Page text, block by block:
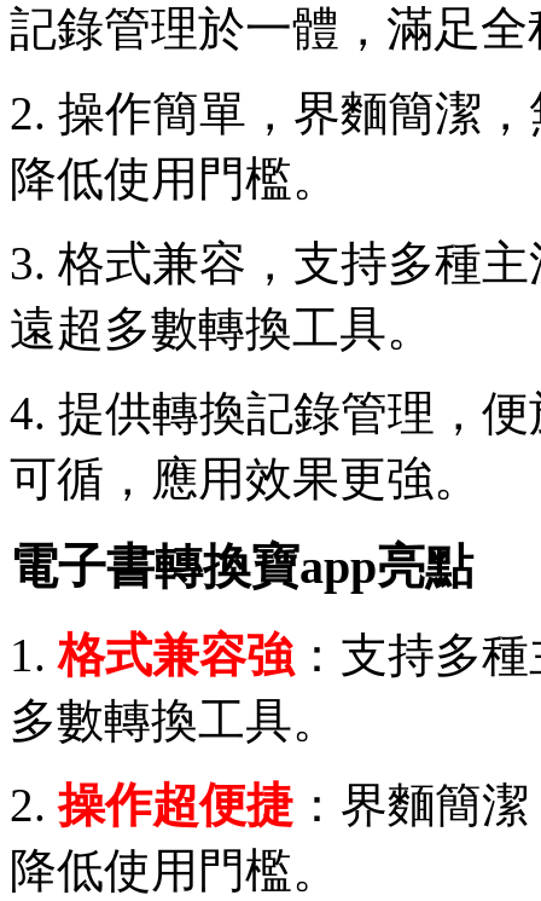
記錄管理於一體，滿足
2. 操作簡單，界麵簡潔
降低使用門檻。
3. 格式兼容，支持多種
遠超多數轉換工具。
4. 提供轉換記錄管理，
可循，應用效果更強。
電子書轉換寶app亮點
1.格式兼容強 ：支持多
多數轉換工具。
2.操作超便捷 ：界麵簡
降低使用門檻。